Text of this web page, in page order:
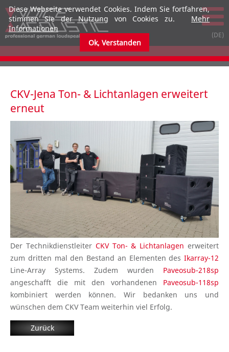
CKV-Jena Ton- & Lichtanlagen erweitert
erneut
Der Technikdienstleiter CKV Ton- & Lichtanlagen erweitert
zum dritten mal den Bestand an Elementen des Ikarray-12
Line-Array Systems. Zudem wurden Paveosub-218sp
angeschafft die mit den vorhandenen Paveosub-118sp
kombiniert werden können. Wir bedanken uns und
wünschen dem CKV Team weiterhin viel Erfolg.
Zurück
Diese Webseite verwendet Cookies. Indem Sie fortfahren,
stimmen Sie der Nutzung von Cookies zu.
Mehr
Informationen
Ok, Verstanden